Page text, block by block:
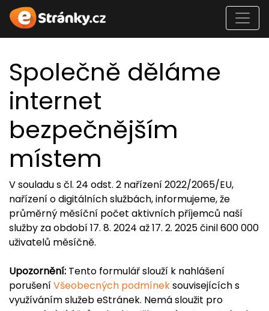
Společně děláme
internet
bezpečnějším
místem
V souladu s čl. 24 odst. 2 nařízení 2022/2065/EU,
nařízení o digitálních službách, informujeme, že
průměrný měsíční počet aktivních příjemců naší
služby za období 17. 8. 2024 až 17. 2. 2025 činil 600 000
uživatelů měsíčně.
Upozornění: Tento formulář slouží k nahlášení
porušeníVšeobecných podmíneksouvisejících s
využíváním služeb eStránek. Nemá sloužit pro